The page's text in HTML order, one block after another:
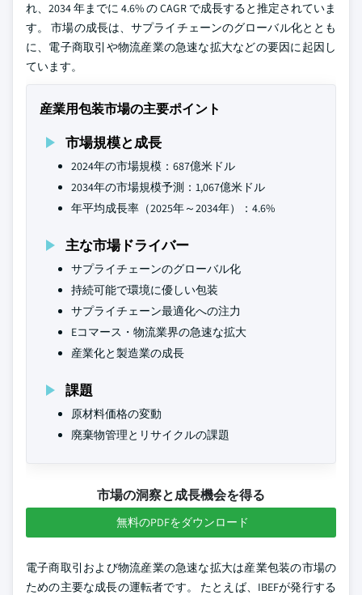
れ、2034 年までに 4.6% の CAGR で成長すると推定されていま
す。 市場の成長は、サプライチェーンのグローバル化ととも
に、電子商取引や物流産業の急速な拡大などの要因に起因し
ています。
産業用包装市場の主要ポイント
市場規模と成長
2024年の市場規模：687億米ドル
2034年の市場規模予測：1,067億米ドル
年平均成長率（2025年～2034年）：4.6%
主な市場ドライバー
サプライチェーンのグローバル化
持続可能で環境に優しい包装
サプライチェーン最適化への注力
Eコマース・物流業界の急速な拡大
産業化と製造業の成長
課題
原材料価格の変動
廃棄物管理とリサイクルの課題
市場の洞察と成長機会を得る
無料のPDFをダウンロード
電子商取引および物流産業の急速な拡大は産業包装の市場の
ための主要な成長の運転者です。 たとえば、IBEFが発行する